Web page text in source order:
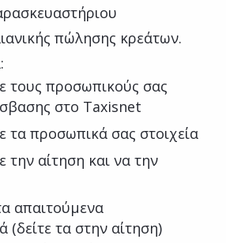
πώλησης κρεάτων.
τους προσωπικούς σας
στο Taxisnet
τα προσωπικά σας στοιχεία
αίτηση και να την
απαιτούμενα
(δείτε τα στην αίτηση)